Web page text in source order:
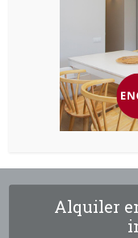
Alquiler